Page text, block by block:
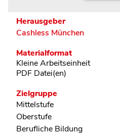
Herausgeber
Cashless München
Materialformat
Kleine Arbeitseinheit
PDF Datei(en)
Zielgruppe
Mittelstufe
Oberstufe
Berufliche Bildung